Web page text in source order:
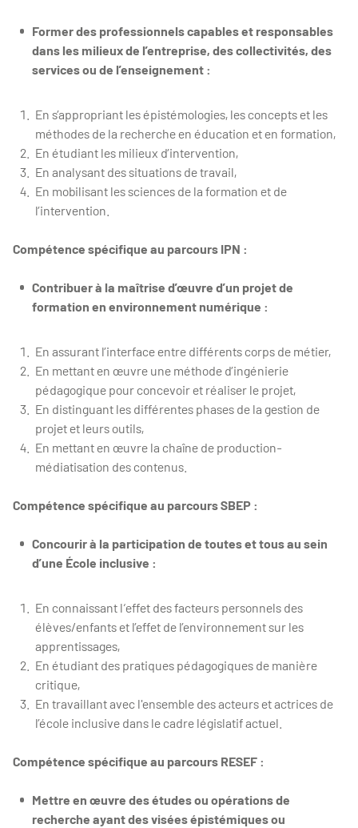
Former des professionnels capables et responsables
dans les milieux de l’entreprise, des collectivités, des
services ou de l’enseignement :
En s’appropriant les épistémologies, les concepts et les
méthodes de la recherche en éducation et en formation,
En étudiant les milieux d’intervention,
En analysant des situations de travail,
En mobilisant les sciences de la formation et de
l’intervention.
Compétence spécifique au parcours IPN :
Contribuer à la maîtrise d’œuvre d’un projet de
formation en environnement numérique :
En assurant l’interface entre différents corps de métier,
En mettant en œuvre une méthode d’ingénierie
pédagogique pour concevoir et réaliser le projet,
En distinguant les différentes phases de la gestion de
projet et leurs outils,
En mettant en œuvre la chaîne de production-
médiatisation des contenus.
Compétence spécifique au parcours SBEP :
Concourir à la participation de toutes et tous au sein
d’une École inclusive :
En connaissant l‘effet des facteurs personnels des
élèves/enfants et l’effet de l’environnement sur les
apprentissages,
En étudiant des pratiques pédagogiques de manière
critique,
En travaillant avec l'ensemble des acteurs et actrices de
l’école inclusive dans le cadre législatif actuel.
Compétence spécifique au parcours RESEF :
Mettre en œuvre des études ou opérations de
recherche ayant des visées épistémiques ou